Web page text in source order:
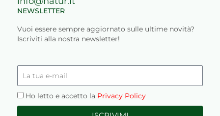
NEWSLETTER
Vuoi essere sempre aggiornato sulle ultime novità?
Iscriviti alla nostra newsletter!
tua
mail
Privacy
Ho letto e accetto la Privacy Policy